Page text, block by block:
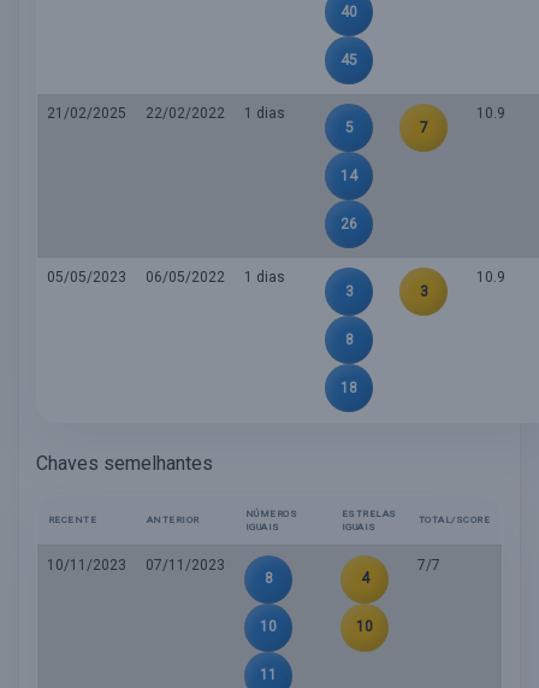
40
45
21/02/2025 22/02/2022
1 dias
5
14
26
7
10.9
05/05/2023 06/05/2022
1 dias
3
8
18
3
10.9
Chaves semelhantes
RECENTE ANTERIOR
NÚMEROS
IGUAIS
ESTRELAS
IGUAIS
TOTAL/SCORE
10/11/2023
07/11/2023
8
10
11
4
10
7/7